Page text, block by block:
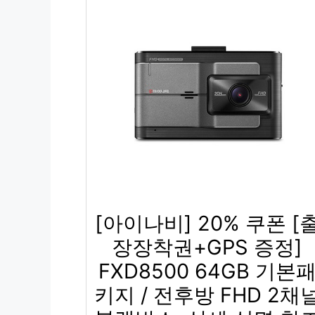
[아이나비] 20% 쿠폰 [
장장착권+GPS 증정]
FXD8500 64GB 기본패
키지 / 전후방 FHD 2채